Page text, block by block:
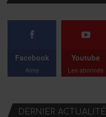
Facebook
Aime
Youtube
Les abonnés
DERNIER ACTUALITÉ